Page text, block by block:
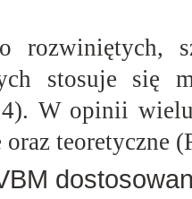
rozwiniętych,
stosuje się
W opinii
teoretyczne